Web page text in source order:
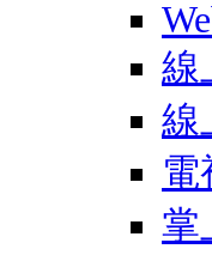
線
線
電
掌